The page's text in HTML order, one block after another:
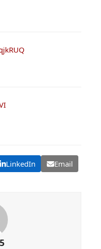
LinkedIn Email